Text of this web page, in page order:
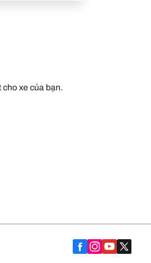
cho xe của bạn.